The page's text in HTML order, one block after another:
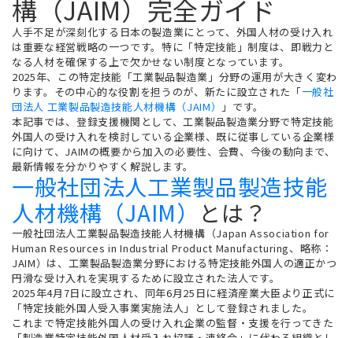
構（JAIM）完全ガイド
人手不足が深刻化する日本の製造業にとって、外国人材の受け入れ
は重要な経営戦略の一つです。特に「特定技能」制度は、即戦力と
なる人材を確保する上で欠かせない制度となっています。
2025年、この特定技能「工業製品製造業」分野の運用が大きく変わ
ります。その中心的な役割を担うのが、新たに設立された 「一般社
団法人 工業製品製造技能人材機構（JAIM） 」 です。
本記事では、登録支援機関として、工業製品製造業分野で特定技能
外国人の受け入れを検討している企業様、既に従事している企業様
に向けて、JAIMの概要から加入の必要性、会費、今後の動向まで、
最新情報を分かりやすく解説します。
一般社団法人工業製品製造技能
人材機構（JAIM） とは？
一般社団法人工業製品製造技能人材機構（Japan Association for
Human Resources in Industrial Product Manufacturing、略称：
JAIM）は、工業製品製造業分野における特定技能外国人の適正かつ
円滑な受け入れを実現するために設立された法人です。
2025年4月7日に設立され、同年6月25日に経済産業大臣より正式に
「特定技能外国人受入事業実施法人」として登録されました。
これまで特定技能外国人の受け入れ企業の監督・支援を行ってきた